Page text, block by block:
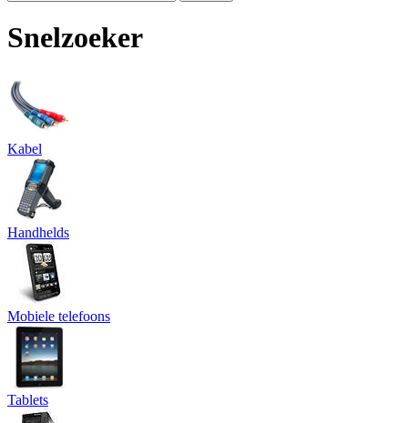
Snelzoeker
Kabel
Handhelds
Mobiele telefoons
Tablets